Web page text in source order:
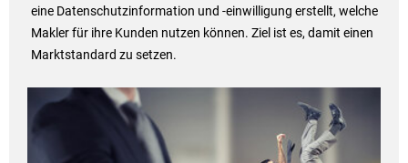
eine Datenschutzinformation und -einwilligung erstellt, welche
Makler für ihre Kunden nutzen können. Ziel ist es, damit einen
Marktstandard zu setzen.